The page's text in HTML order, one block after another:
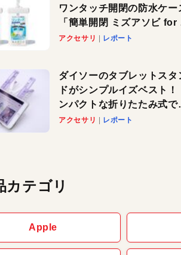
ワンタッチ開閉の防水ケー
「簡単開閉 ミズアソビ for
マホ」で夏のレジャーを満
アクセサリ レポート
ダイソーのタブレットスタ
ドがシンプルイズベスト！
ンパクトな折りたたみ式で
ートパソコンにも対応。カ
アクセサリ レポート
カテゴリ
Apple